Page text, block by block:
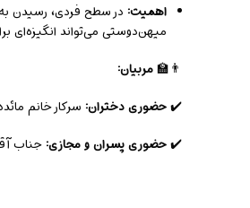
اهمیت: در سطح فردی، رسیدن به
میهن‌دوستی می‌تواند انگیزه‌ای
👨‍🏫مربیان:
✔️حضوری دختران: سرکار خانم
✔️حضوری پسران و مجازی: جناب